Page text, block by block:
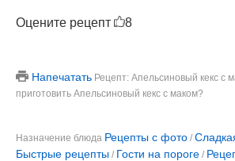
Оцените рецепт 8
Напечатать Рецепт: Апельсиновый кекс с
приготовить Апельсиновый кекс с маком?
Назначение блюда Рецепты с фото /
Быстрые рецепты / Гости на пороге /